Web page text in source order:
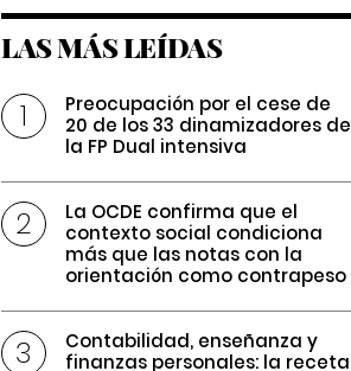
LAS MÁS LEÍDAS
Preocupación por el cese de
20 de los 33 dinamizadores de
la FP Dual intensiva
La OCDE confirma que el
contexto social condiciona
más que las notas con la
orientación como contrapeso
Contabilidad, enseñanza y
finanzas personales: la receta